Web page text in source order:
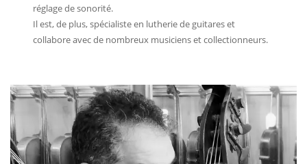
réglage de sonorité.
Il est, de plus, spécialiste en lutherie de guitares et
collabore avec de nombreux musiciens et collectionneurs.